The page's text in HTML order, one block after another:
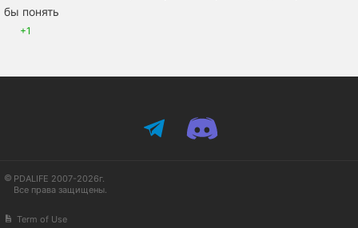
бы понять
+1
PDALIFE 2007-2026г.
Все права защищены.
Term of Use